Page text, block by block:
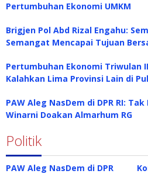
Pertumbuhan Ekonomi UMKM
Brigjen Pol Abd Rizal Engahu:
Semangat Mencapai Tujuan
Pertumbuhan Ekonomi Triwulan
Kalahkan Lima Provinsi Lain di
PAW Aleg NasDem di DPR RI:
Winarni Doakan Almarhum RG
Politik
PAW Aleg NasDem di DPR